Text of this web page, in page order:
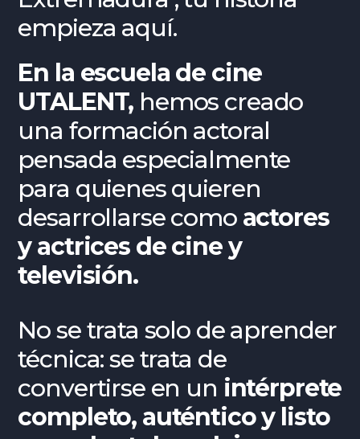
empieza aquí.
En la escuela de cine
UTALENT, hemos creado
una formación actoral
pensada especialmente
para quienes quieren
desarrollarse como actores
y actrices de cine y
televisión.
No se trata solo de aprender
técnica: se trata de
convertirse en un intérprete
completo, auténtico y listo